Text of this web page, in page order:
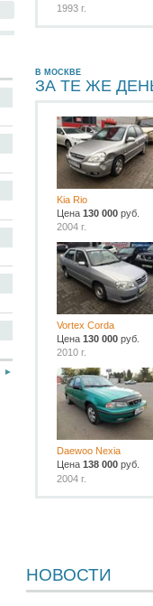
1993 г.
В МОСКВЕ
ЗА ТЕ ЖЕ
Kia Rio
Цена130 000 руб.
2004 г.
Vortex Corda
Цена130 000 руб.
2010 г.
Daewoo Nexia
Цена138 000 руб.
2004 г.
НОВОСТИ